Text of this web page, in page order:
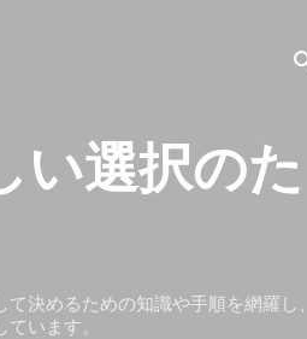
い選択のた
決めるための知識や手順を網羅し、
います。